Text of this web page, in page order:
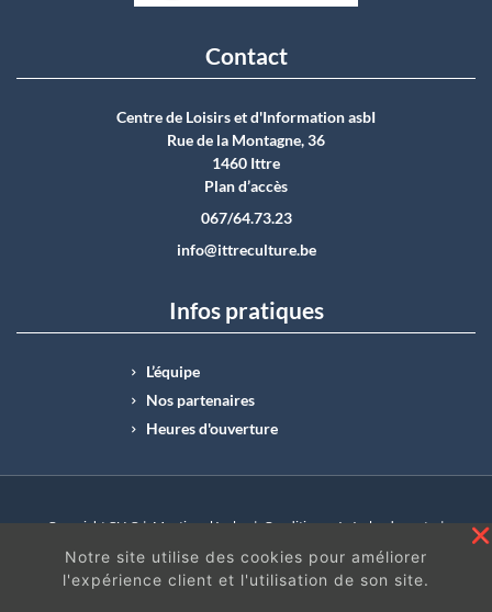
Contact
Centre de Loisirs et d'Information asbI
Rue de la Montagne, 36
1460 Ittre
Plan d’accès
067/64.73.23
info@ittreculture.be
Infos pratiques
L’équipe
Nos partenaires
Heures d'ouverture
Copyright CLI © | Mentions légales | Conditions générales de vente |
N°Entreprise : BE0414.742.009 |
BE50 0012 6285 4518
Notre site utilise des cookies pour améliorer
l'expérience client et l'utilisation de son site.